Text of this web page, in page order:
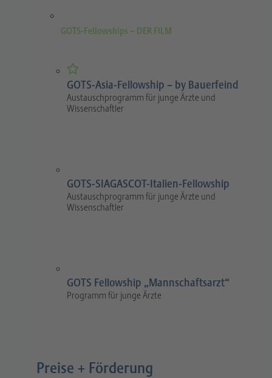
GOTS-Fellowships – DER FILM
GOTS-Asia-Fellowship – by Bauerfeind
Austauschprogramm für junge Ärzte und
Wissenschaftler
GOTS-SIAGASCOT-Italien-Fellowship
Austauschprogramm für junge Ärzte und
Wissenschaftler
GOTS Fellowship „Mannschaftsarzt“
Programm für junge Ärzte
Preise + Förderung